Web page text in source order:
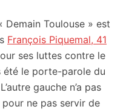
Demain Toulouse » est
François Piquemal, 41
ses luttes contre le
été le porte-parole du
gauche n’a pas
pour ne pas servir de